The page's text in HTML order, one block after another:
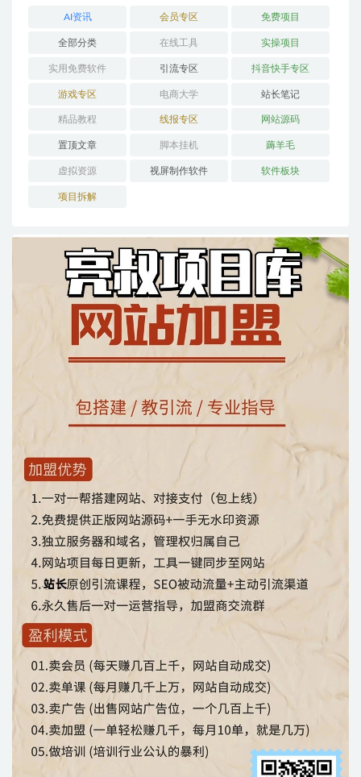
AI资讯 会员专区 免费项目
全部分类 在线工具 实操项目
实用免费软件 引流专区 抖音快手专区
游戏专区 电商大学 站长笔记
精品教程 线报专区 网站源码
置顶文章 脚本挂机 薅羊毛
虚拟资源 视屏制作软件 软件板块
项目拆解